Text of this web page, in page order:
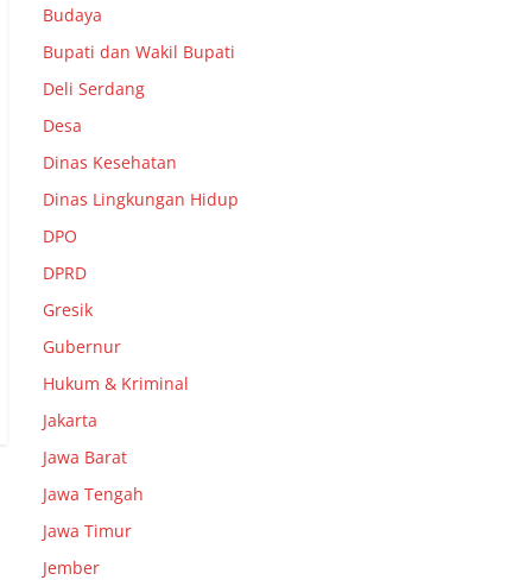
Budaya
Bupati dan Wakil Bupati
Deli Serdang
Desa
Dinas Kesehatan
Dinas Lingkungan Hidup
DPO
DPRD
Gresik
Gubernur
Hukum & Kriminal
Jakarta
Jawa Barat
Jawa Tengah
Jawa Timur
Jember